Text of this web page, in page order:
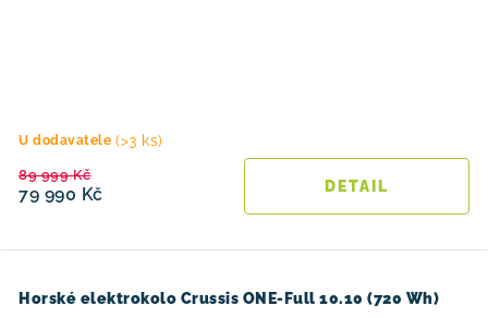
U dodavatele (>3 ks)
79 990 Kč
89 999 Kč
Horské elektrokolo Crussis ONE-Full 10.10 (720 Wh)